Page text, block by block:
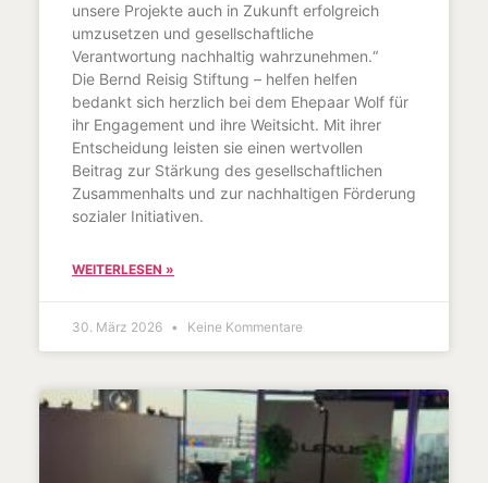
unsere Projekte auch in Zukunft erfolgreich
umzusetzen und gesellschaftliche
Verantwortung nachhaltig wahrzunehmen.“
Die Bernd Reisig Stiftung – helfen helfen
bedankt sich herzlich bei dem Ehepaar Wolf für
ihr Engagement und ihre Weitsicht. Mit ihrer
Entscheidung leisten sie einen wertvollen
Beitrag zur Stärkung des gesellschaftlichen
Zusammenhalts und zur nachhaltigen Förderung
sozialer Initiativen.
WEITERLESEN »
30. März 2026 Keine Kommentare